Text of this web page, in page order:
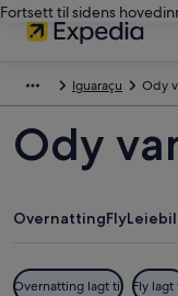
Fortsett til sidens
Iguaraçu Ody
Ody
OvernattingFly
Overnatting lagt til Fly lagt